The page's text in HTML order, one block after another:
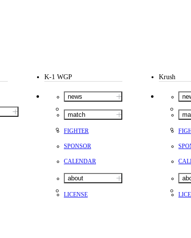
K-1 WGP
news
match
FIGHTER
SPONSOR
CALENDAR
about
LICENSE
Krush